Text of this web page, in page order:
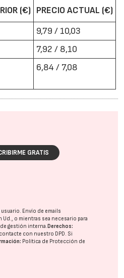
(€) PRECIO ACTUAL (€)
9,79 / 10,03
7,92 / 8,10
6,84 / 7,08
GRATIS
Envío de emails
o mientras sea necesario para
gestión interna.Derechos:
contacte con nuestro DPD. Si
Política de Protección de